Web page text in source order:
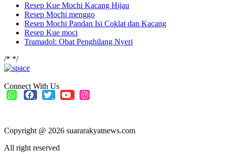
Resep Kue Mochi Kacang Hijau
Resep Mochi menggo
Resep Mochi Pandan Isi Coklat dan Kacang
Resep Kue moci
Tramadol: Obat Penghilang Nyeri
/* */
Connect With Us
Copyright @ 2026 suararakyatnews.com
All right reserved